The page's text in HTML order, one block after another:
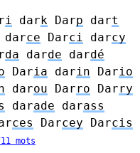
i dark Darp dart
darce Darci darcy
da darde dardé
Daria darin Dario
darou Darro Darry
darade darass
ces Darcey Darcis
mots